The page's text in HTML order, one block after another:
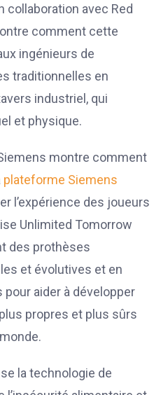
collaboration avec Red
comment cette
ingénieurs de
traditionnelles en
industriel, qui
et physique.
montre comment
plateforme Siemens
l’expérience des joueurs
Unlimited Tomorrow
des prothèses
et évolutives et en
aider à développer
propres et plus sûrs
la technologie de